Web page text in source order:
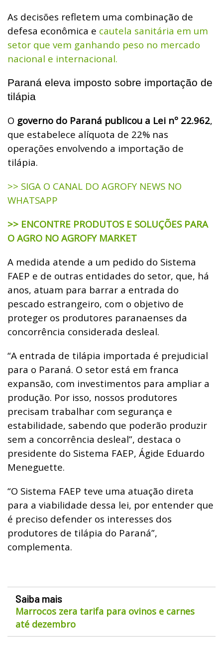
As decisões refletem uma combinação de
defesa econômica e cautela sanitária em um
setor que vem ganhando peso no mercado
nacional e internacional.
Paraná eleva imposto sobre importação de
tilápia
O governo do Paraná publicou a Lei nº 22.962,
que estabelece alíquota de 22% nas
operações envolvendo a importação de
tilápia.
>> SIGA O CANAL DO AGROFY NEWS NO
WHATSAPP
>> ENCONTRE PRODUTOS E SOLUÇÕES PARA
O AGRO NO AGROFY MARKET
A medida atende a um pedido do Sistema
FAEP e de outras entidades do setor, que, há
anos, atuam para barrar a entrada do
pescado estrangeiro, com o objetivo de
proteger os produtores paranaenses da
concorrência considerada desleal.
“A entrada de tilápia importada é prejudicial
para o Paraná. O setor está em franca
expansão, com investimentos para ampliar a
produção. Por isso, nossos produtores
precisam trabalhar com segurança e
estabilidade, sabendo que poderão produzir
sem a concorrência desleal”, destaca o
presidente do Sistema FAEP, Ágide Eduardo
Meneguette.
“O Sistema FAEP teve uma atuação direta
para a viabilidade dessa lei, por entender que
é preciso defender os interesses dos
produtores de tilápia do Paraná”,
complementa.
Saiba mais
Marrocos zera tarifa para ovinos e carnes
até dezembro